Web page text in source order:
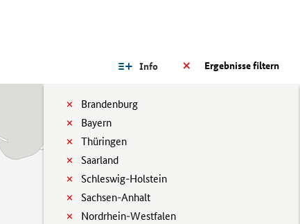
Ergebnisse filtern
Info
Brandenburg
Bayern
Thüringen
Saarland
Schleswig-Holstein
Sachsen-Anhalt
Nordrhein-Westfalen